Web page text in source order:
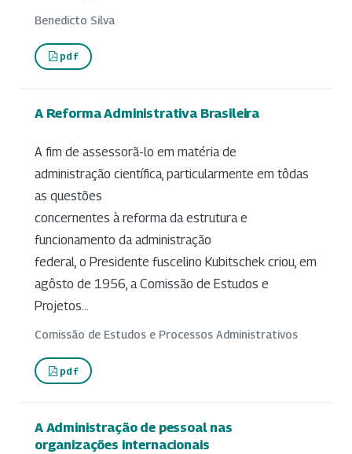
Benedicto Silva
pdf
A Reforma Administrativa Brasileira
A fim de assessorã-lo em matéria de
administração científica, particularmente em tôdas
as questões
concernentes à reforma da estrutura e
funcionamento da administração
federal, o Presidente fuscelino Kubitschek criou, em
agôsto de 1956, a Comissão de Estudos e
Projetos...
Comissão de Estudos e Processos Administrativos
pdf
A Administração de pessoal nas
organizações internacionais